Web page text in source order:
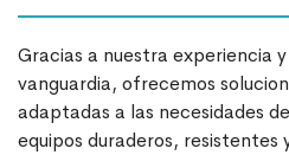
Gracias a nuestra experiencia
vanguardia, ofrecemos
adaptadas a las necesidades
equipos duraderos, resistentes